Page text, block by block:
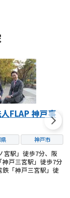
FLAP 神戸事
神戸市
宮駅」徒歩7分、阪
神戸三宮駅」徒歩7分
鉄「神戸三宮駅」徒